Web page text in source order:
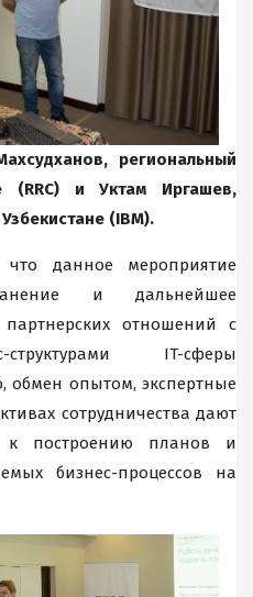
региональный
(RRC) и Уктам Иргашев,
(IBM).
данное мероприятие
и дальнейшее
партнерских отношений с
IT-сферы
обмен опытом, экспертные
сотрудничества дают
к построению планов и
бизнес-процессов на